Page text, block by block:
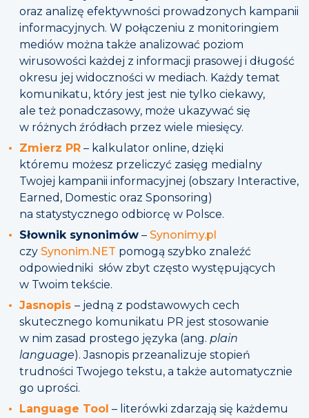
oraz analizę efektywności prowadzonych kampanii
informacyjnych. W połączeniu z monitoringiem
mediów można także analizować poziom
wirusowości każdej z informacji prasowej i długość
okresu jej widoczności w mediach. Każdy temat
komunikatu, który jest jest nie tylko ciekawy,
ale też ponadczasowy, może ukazywać się
w różnych źródłach przez wiele miesięcy.
Zmierz PR – kalkulator online, dzięki
któremu możesz przeliczyć zasięg medialny
Twojej kampanii informacyjnej (obszary Interactive,
Earned, Domestic oraz Sponsoring)
na statystycznego odbiorcę w Polsce.
Słownik synonimów – Synonimy.pl
czy Synonim.NET pomogą szybko znaleźć
odpowiedniki słów zbyt często występujących
w Twoim tekście.
Jasnopis – jedną z podstawowych cech
skutecznego komunikatu PR jest stosowanie
w nim zasad prostego języka (ang. plain
language). Jasnopis przeanalizuje stopień
trudności Twojego tekstu, a także automatycznie
go uprości.
Language Tool – literówki zdarzają się każdemu